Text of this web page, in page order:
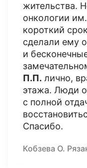
жительства.
онкологии
короткий
сделали ему
и
П.П. лично,
этажа. Люди
с полной
Спасибо.
Кобзева О.